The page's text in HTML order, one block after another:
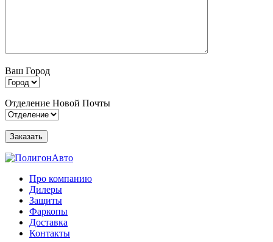
Ваш Город
Отделение Новой Почты
Про компанию
Дилеры
Защиты
Фаркопы
Доставка
Контакты